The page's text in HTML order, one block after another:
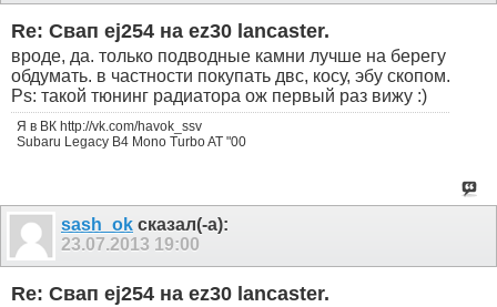
Re: Свап ej254 на ez30 lancaster.
вроде, да. только подводные камни лучше на берегу
обдумать. в частности покупать двс, косу, эбу скопом.
Ps: такой тюнинг радиатора ож первый раз вижу :)
Я в ВК http://vk.com/havok_ssv
Subaru Legacy B4 Mono Turbo AT "00
sash_ok сказал(-а):
23.07.2013 19:00
Re: Свап ej254 на ez30 lancaster.